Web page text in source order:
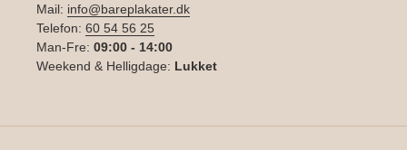
Mail: info@bareplakater.dk
Telefon: 60 54 56 25
Man-Fre: 09:00 - 14:00
Weekend & Helligdage: Lukket